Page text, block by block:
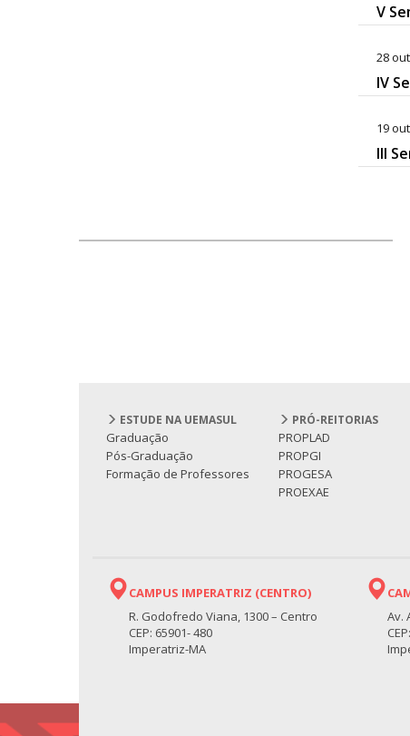
V
28
IV
19
III
ESTUDE NA UEMASUL
Graduação
Pós-Graduação
Formação de Professores
PRÓ-REITORIAS
PROPLAD
PROPGI
PROGESA
PROEXAE
CAMPUS IMPERATRIZ (CENTRO)
R. Godofredo Viana, 1300 – Centro
CEP: 65901- 480
Imperatriz-MA
Av.